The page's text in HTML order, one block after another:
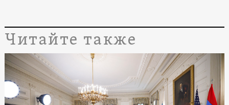
Читайте также